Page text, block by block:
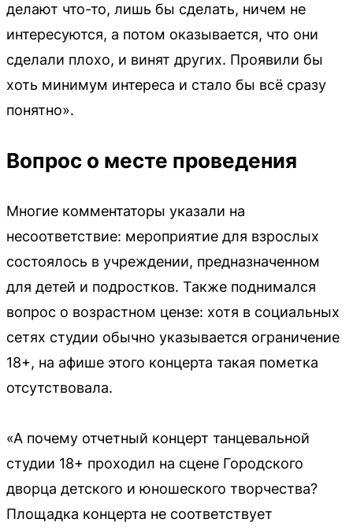
делают что-то, лишь бы сделать, ничем не
интересуются, а потом оказывается, что они
сделали плохо, и винят других. Проявили бы
хоть минимум интереса и стало бы всё сразу
понятно».
Вопрос о месте проведения
Многие комментаторы указали на
несоответствие: мероприятие для взрослых
состоялось в учреждении, предназначенном
для детей и подростков. Также поднимался
вопрос о возрастном цензе: хотя в социальных
сетях студии обычно указывается ограничение
18+, на афише этого концерта такая пометка
отсутствовала.
«А почему отчетный концерт танцевальной
студии 18+ проходил на сцене Городского
дворца детского и юношеского творчества?
Площадка концерта не соответствует